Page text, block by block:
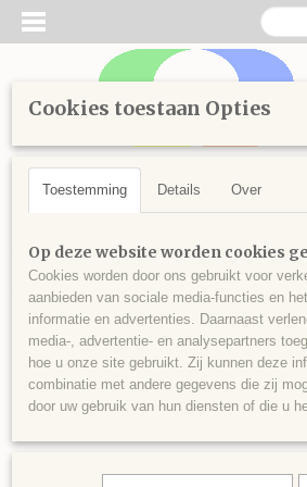
Inloggen Registreren
Home >Diamond Painting> Losse
vanaf 700 >Ronde steentjes nr 722
Ronde
Cookies toestaan Opties
Toestemming Details Over
Op deze website worden cookies
Cookies worden door ons gebruikt voor
aanbieden van sociale media-functies en
informatie en advertenties. Daarnaast
media-, advertentie- en analysepartners
hoe u onze site gebruikt. Zij kunnen deze
combinatie met andere gegevens die zij
door uw gebruik van hun diensten of die u